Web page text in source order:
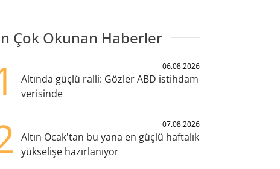
Çok Okunan Haberler
06.08.2026
Altında güçlü ralli: Gözler ABD istihdam
verisinde
07.08.2026
Altın Ocak'tan bu yana en güçlü haftalık
yükselişe hazırlanıyor